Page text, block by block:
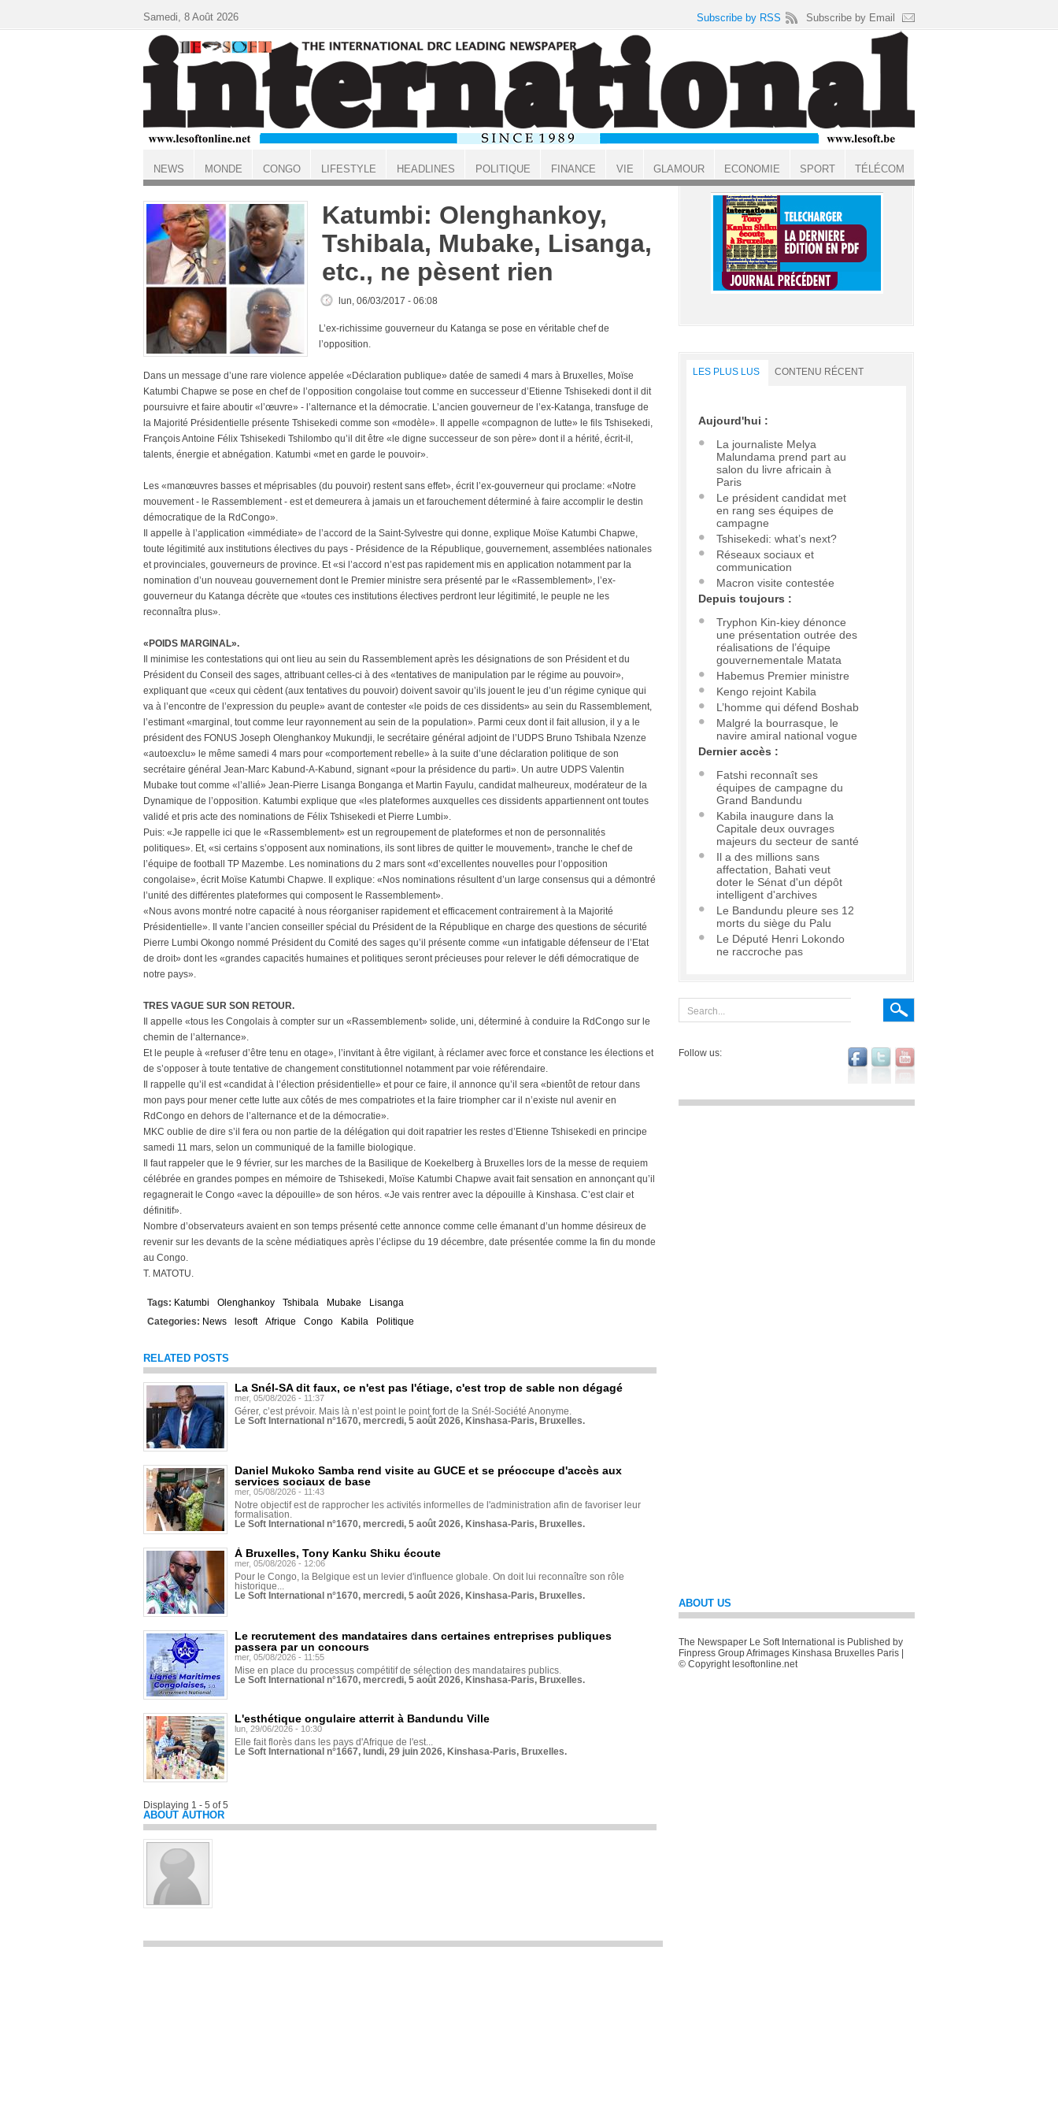
ACCUEIL
Katumbi: Olenghankoy,
Tshibala, Mubake, Lisanga,
etc., ne pèsent rien
lun, 06/03/2017 - 06:08
L’ex-richissime gouverneur du Katanga se pose en véritable chef de
l’opposition.
Dans un message d’une rare violence appelée «Déclaration publique» datée de samedi 4 mars à Bruxelles, Moïse
Katumbi Chapwe se pose en chef de l’opposition congolaise tout comme en successeur d’Etienne Tshisekedi dont il dit
poursuivre et faire aboutir «l’œuvre» - l’alternance et la démocratie. L’ancien gouverneur de l’ex-Katanga, transfuge de
la Majorité Présidentielle présente Tshisekedi comme son «modèle». Il appelle «compagnon de lutte» le fils Tshisekedi,
François Antoine Félix Tshisekedi Tshilombo qu’il dit être «le digne successeur de son père» dont il a hérité, écrit-il,
talents, énergie et abnégation. Katumbi «met en garde le pouvoir».
Les «manœuvres basses et méprisables (du pouvoir) restent sans effet», écrit l’ex-gouverneur qui proclame: «Notre
mouvement - le Rassemblement - est et demeurera à jamais un et farouchement déterminé à faire accomplir le destin
démocratique de la RdCongo».
Il appelle à l’application «immédiate» de l’accord de la Saint-Sylvestre qui donne, explique Moïse Katumbi Chapwe,
toute légitimité aux institutions électives du pays - Présidence de la République, gouvernement, assemblées nationales
et provinciales, gouverneurs de province. Et «si l’accord n’est pas rapidement mis en application notamment par la
nomination d’un nouveau gouvernement dont le Premier ministre sera présenté par le «Rassemblement», l’ex-
gouverneur du Katanga décrète que «toutes ces institutions électives perdront leur légitimité, le peuple ne les
reconnaîtra plus».
«POIDS MARGINAL».
Il minimise les contestations qui ont lieu au sein du Rassemblement après les désignations de son Président et du
Président du Conseil des sages, attribuant celles-ci à des «tentatives de manipulation par le régime au pouvoir»,
expliquant que «ceux qui cèdent (aux tentatives du pouvoir) doivent savoir qu’ils jouent le jeu d’un régime cynique qui
va à l’encontre de l’expression du peuple» avant de contester «le poids de ces dissidents» au sein du Rassemblement,
l’estimant «marginal, tout comme leur rayonnement au sein de la population». Parmi ceux dont il fait allusion, il y a le
président des FONUS Joseph Olenghankoy Mukundji, le secrétaire général adjoint de l’UDPS Bruno Tshibala Nzenze
«autoexclu» le même samedi 4 mars pour «comportement rebelle» à la suite d’une déclaration politique de son
secrétaire général Jean-Marc Kabund-A-Kabund, signant «pour la présidence du parti». Un autre UDPS Valentin
Mubake tout comme «l’allié» Jean-Pierre Lisanga Bonganga et Martin Fayulu, candidat malheureux, modérateur de la
Dynamique de l’opposition. Katumbi explique que «les plateformes auxquelles ces dissidents appartiennent ont toutes
validé et pris acte des nominations de Félix Tshisekedi et Pierre Lumbi».
Puis: «Je rappelle ici que le «Rassemblement» est un regroupement de plateformes et non de personnalités
politiques». Et, «si certains s’opposent aux nominations, ils sont libres de quitter le mouvement», tranche le chef de
l’équipe de football TP Mazembe. Les nominations du 2 mars sont «d’excellentes nouvelles pour l’opposition
congolaise», écrit Moïse Katumbi Chapwe. Il explique: «Nos nominations résultent d’un large consensus qui a démontré
l’unité des différentes plateformes qui composent le Rassemblement».
«Nous avons montré notre capacité à nous réorganiser rapidement et efficacement contrairement à la Majorité
Présidentielle». Il vante l’ancien conseiller spécial du Président de la République en charge des questions de sécurité
Pierre Lumbi Okongo nommé Président du Comité des sages qu’il présente comme «un infatigable défenseur de l’Etat
de droit» dont les «grandes capacités humaines et politiques seront précieuses pour relever le défi démocratique de
notre pays».
TRES VAGUE SUR SON RETOUR.
Il appelle «tous les Congolais à compter sur un «Rassemblement» solide, uni, déterminé à conduire la RdCongo sur le
chemin de l’alternance».
Et le peuple à «refuser d’être tenu en otage», l’invitant à être vigilant, à réclamer avec force et constance les élections et
de s’opposer à toute tentative de changement constitutionnel notamment par voie référendaire.
Il rappelle qu’il est «candidat à l’élection présidentielle» et pour ce faire, il annonce qu’il sera «bientôt de retour dans
mon pays pour mener cette lutte aux côtés de mes compatriotes et la faire triompher car il n’existe nul avenir en
RdCongo en dehors de l’alternance et de la démocratie».
MKC oublie de dire s’il fera ou non partie de la délégation qui doit rapatrier les restes d’Etienne Tshisekedi en principe
samedi 11 mars, selon un communiqué de la famille biologique.
Il faut rappeler que le 9 février, sur les marches de la Basilique de Koekelberg à Bruxelles lors de la messe de requiem
célébrée en grandes pompes en mémoire de Tshisekedi, Moïse Katumbi Chapwe avait fait sensation en annonçant qu’il
regagnerait le Congo «avec la dépouille» de son héros. «Je vais rentrer avec la dépouille à Kinshasa. C’est clair et
définitif».
Nombre d’observateurs avaient en son temps présenté cette annonce comme celle émanant d’un homme désireux de
revenir sur les devants de la scène médiatiques après l’éclipse du 19 décembre, date présentée comme la fin du monde
au Congo.
T. MATOTU.
Tags: Katumbi Olenghankoy Tshibala Mubake
Lisanga
Categories: News lesoft Afrique Congo Kabila Politique
RELATED POSTS
La Snél-SA dit faux, ce n'est pas l'étiage, c'est trop de sable non dégagé
mer, 05/08/2026 - 11:37
Gérer, c’est prévoir. Mais là n’est point le point fort de la Snél-Société Anonyme.
Le Soft International n°1670, mercredi, 5 août 2026, Kinshasa-Paris, Bruxelles.
Daniel Mukoko Samba rend visite au GUCE et se préoccupe d'accès aux
services sociaux de base
mer, 05/08/2026 - 11:43
Notre objectif est de rapprocher les activités informelles de l'administration afin de favoriser leur
formalisation.
Le Soft International n°1670, mercredi, 5 août 2026, Kinshasa-Paris, Bruxelles.
À Bruxelles, Tony Kanku Shiku écoute
mer, 05/08/2026 - 12:06
Pour le Congo, la Belgique est un levier d'influence globale. On doit lui reconnaître son rôle
historique...
Le Soft International n°1670, mercredi, 5 août 2026, Kinshasa-Paris, Bruxelles.
Le recrutement des mandataires dans certaines entreprises publiques
passera par un concours
mer, 05/08/2026 - 11:55
Mise en place du processus compétitif de sélection des mandataires publics.
Le Soft International n°1670, mercredi, 5 août 2026, Kinshasa-Paris, Bruxelles.
L'esthétique ongulaire atterrit à Bandundu Ville
lun, 29/06/2026 - 10:30
Elle fait florès dans les pays d'Afrique de l'est...
Le Soft International n°1667, lundi, 29 juin 2026, Kinshasa-Paris, Bruxelles.
Displaying 1 - 5 of 5
ABOUT AUTHOR
LES PLUS LUS CONTENU RÉCENT
Aujourd'hui :
La journaliste Melya
Malundama prend part au
salon du livre africain à
Paris
Le président candidat met
en rang ses équipes de
campagne
Tshisekedi: what’s next?
Réseaux sociaux et
communication
Macron visite contestée
Depuis toujours :
Tryphon Kin-kiey dénonce
une présentation outrée des
réalisations de l’équipe
gouvernementale Matata
Habemus Premier ministre
Kengo rejoint Kabila
L’homme qui défend Boshab
Malgré la bourrasque, le
navire amiral national vogue
Dernier accès :
Fatshi reconnaît ses
équipes de campagne du
Grand Bandundu
Kabila inaugure dans la
Capitale deux ouvrages
majeurs du secteur de santé
Il a des millions sans
affectation, Bahati veut
doter le Sénat d'un dépôt
intelligent d'archives
Le Bandundu pleure ses 12
morts du siège du Palu
Le Député Henri Lokondo
ne raccroche pas
Follow us:
ABOUT US
The Newspaper Le Soft International is Published by
Finpress Group Afrimages Kinshasa Bruxelles Paris |
© Copyright lesoftonline.net
Samedi, 8 Août 2026 Subscribe by RSS Subscribe by Email
NEWS MONDE CONGO LIFESTYLE HEADLINES POLITIQUE FINANCE VIE GLAMOUR ECONOMIE SPORT TÉLÉCOM